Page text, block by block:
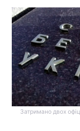
Затримано двох